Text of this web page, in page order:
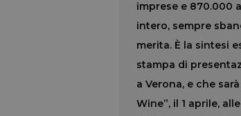
imprese e 870.000
intero, sempre
merita. È la sintesi
stampa di
a Verona, e che
Wine”, il 1 aprile,